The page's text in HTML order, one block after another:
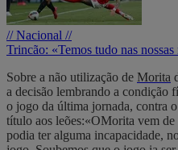
// Nacional //
Trincão: «Temos tudo nas nossas
Sobre a não utilização de Morita
a decisão lembrando a condição
o jogo da última jornada, contra
título aos leões:«OMorita vem de
podia ter alguma incapacidade,